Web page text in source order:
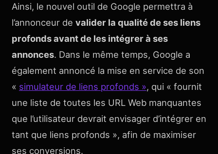
Ainsi, le nouvel outil de Google permettra à
l’annonceur de valider la qualité de ses liens
profonds avant de les intégrer à ses
annonces. Dans le même temps, Google a
également annoncé la mise en service de son
« simulateur de liens profonds », qui « fournit
une liste de toutes les URL Web manquantes
que l’utilisateur devrait envisager d’intégrer en
tant que liens profonds », afin de maximiser
ses conversions.